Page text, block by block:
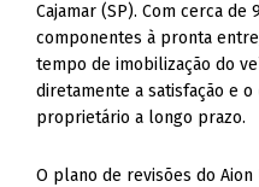
Cajamar (SP). Com cerca de
componentes à pronta
tempo de imobilização do
diretamente a satisfação e o
proprietário a longo prazo.
O plano de revisões do